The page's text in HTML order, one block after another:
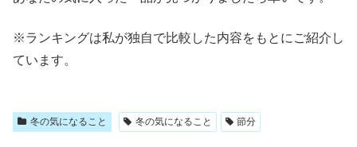
※ランキングは私が独自で比較した内容をもとにご紹介し
ています。
冬の気になること 冬の気になること 節分